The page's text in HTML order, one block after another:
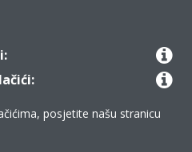
posjetite našu stranicu